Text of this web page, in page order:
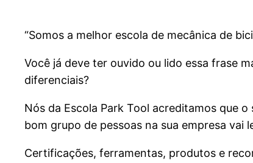
“Somos a melhor escola de mecânica de
Você já deve ter ouvido ou lido essa frase
diferenciais?
Nós da Escola Park Tool acreditamos que
bom grupo de pessoas na sua empresa vai
Certificações, ferramentas, produtos e